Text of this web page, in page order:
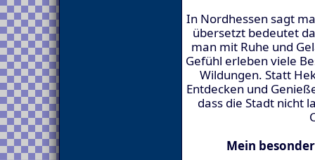
In Nordhessen sagt
übersetzt bedeutet
man mit Ruhe und
Gefühl erleben viele
Wildungen. Statt
Entdecken und
dass die Stadt nicht
Mein